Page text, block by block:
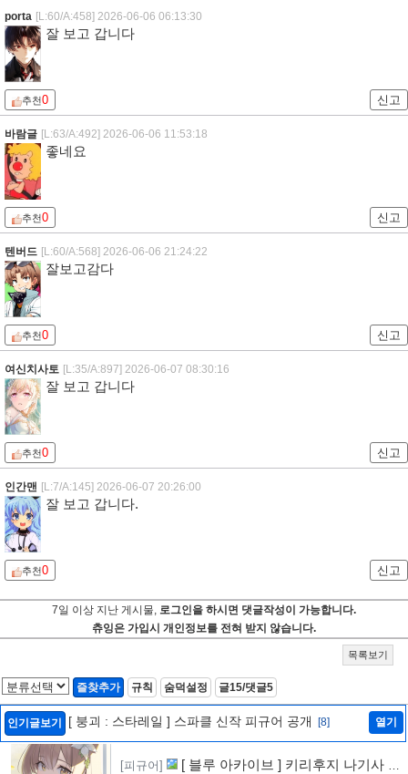
porta [L:60/A:458] 2026-06-06 06:13:30
잘 보고 갑니다
추천0 신고
바람글 [L:63/A:492] 2026-06-06 11:53:18
좋네요
추천0 신고
텐버드 [L:60/A:568] 2026-06-06 21:24:22
잘보고감다
추천0 신고
여신치사토 [L:35/A:897] 2026-06-07 08:30:16
잘 보고 갑니다
추천0 신고
인간맨 [L:7/A:145] 2026-06-07 20:26:00
잘 보고 갑니다.
추천0 신고
7일 이상 지난 게시물, 로그인을 하시면 댓글작성이 가능합니다.
츄잉은 가입시 개인정보를 전혀 받지 않습니다.
목록보기
즐찾추가 규칙 숨덕설정 글15/댓글5
인기글보기 [ 붕괴 : 스타레일 ] 스파클 신작 피규어 공개 [8] 열기
[피규어]
[ 블루 아카이브 ] 키리후지 나기사 신